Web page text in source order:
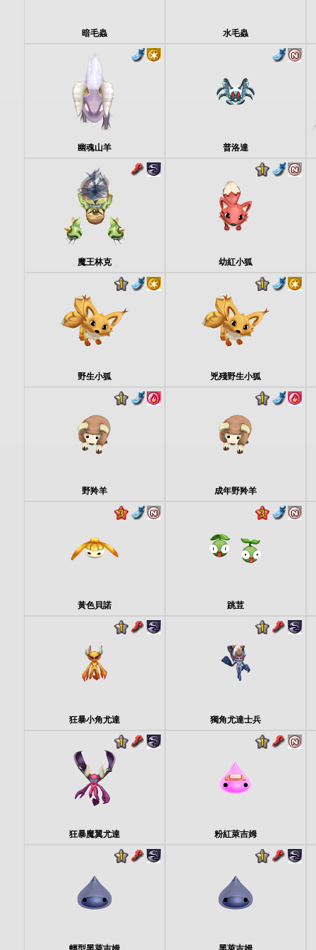
暗毛蟲 水毛蟲
幽魂山羊 普洛達
魔王林克 幼紅小狐
野生小狐 兇殘野生小狐
野羚羊 成年野羚羊
黃色貝諾 跳荳
狂暴小角尤達 獨角尤達士兵
狂暴魔翼尤達 粉紅萊吉姆